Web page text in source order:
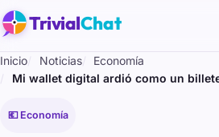
TrivialChat
Inicio Noticias
Economía
Mi wallet digital ardió como un
💶 Economía